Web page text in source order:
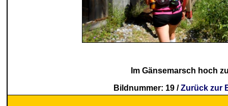
Im Gänsemarsch hoch
Bildnummer: 19 /Zurück zur